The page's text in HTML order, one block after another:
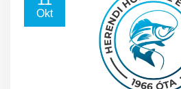
Okt